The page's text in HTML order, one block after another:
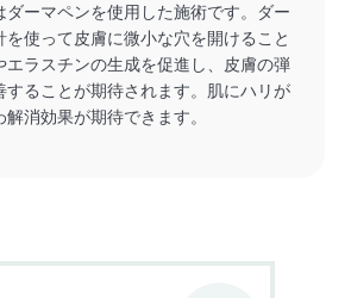
ダーマペンを使用した施術です。ダー
を使って皮膚に微小な穴を開けること
エラスチンの生成を促進し、皮膚の弾
することが期待されます。肌にハリが
消効果が期待できます。